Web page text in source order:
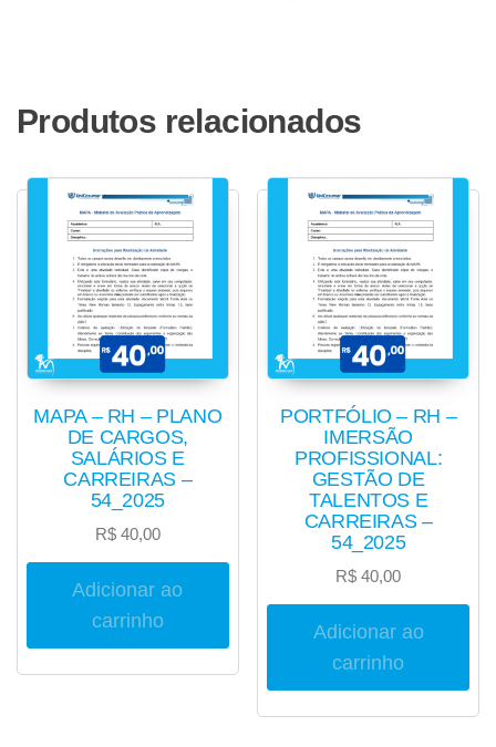
Produtos relacionados
MAPA – RH – PLANO
DE CARGOS,
SALÁRIOS E
CARREIRAS –
54_2025
R$40,00
Adicionar ao
carrinho
PORTFÓLIO – RH –
IMERSÃO
PROFISSIONAL:
GESTÃO DE
TALENTOS E
CARREIRAS –
54_2025
R$ 40,00
Adicionar ao
carrinho